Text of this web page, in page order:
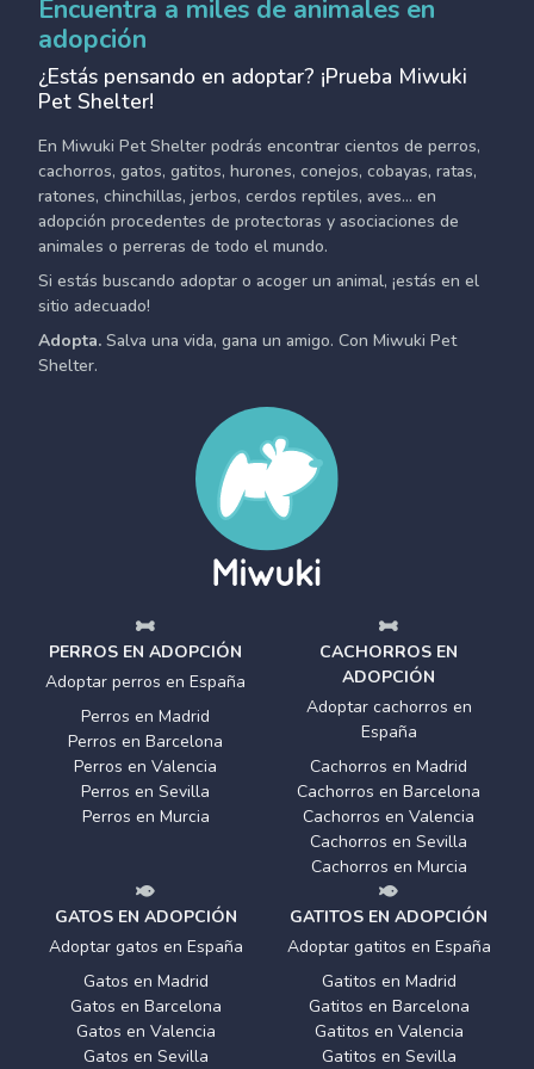
Encuentra a miles de animales en
adopción
¿Estás pensando en adoptar? ¡Prueba Miwuki
Pet Shelter!
En Miwuki Pet Shelter podrás encontrar cientos de perros,
cachorros, gatos, gatitos, hurones, conejos, cobayas, ratas,
ratones, chinchillas, jerbos, cerdos reptiles, aves... en
adopción procedentes de protectoras y asociaciones de
animales o perreras de todo el mundo.
Si estás buscando adoptar o acoger un animal, ¡estás en el
sitio adecuado!
Adopta. Salva una vida, gana un amigo. Con Miwuki Pet
Shelter.
PERROS EN ADOPCIÓN
Adoptar perros en España
Perros en Madrid
Perros en Barcelona
Perros en Valencia
Perros en Sevilla
Perros en Murcia
CACHORROS EN
ADOPCIÓN
Adoptar cachorros en
España
Cachorros en Madrid
Cachorros en Barcelona
Cachorros en Valencia
Cachorros en Sevilla
Cachorros en Murcia
GATOS EN ADOPCIÓN
Adoptar gatos en España
Gatos en Madrid
Gatos en Barcelona
Gatos en Valencia
Gatos en Sevilla
GATITOS EN ADOPCIÓN
Adoptar gatitos en España
Gatitos en Madrid
Gatitos en Barcelona
Gatitos en Valencia
Gatitos en Sevilla